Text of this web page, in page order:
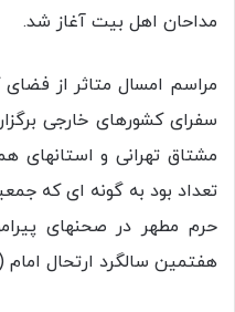
مداحان اهل بیت آغاز شد.
مراسم امسال متاثر از
سفرای کشورهای خارجی
مشتاق تهرانی و استانهای
تعداد بود به گونه ای که
حرم مطهر در صحنهای
هفتمین سالگرد ارتحال امام